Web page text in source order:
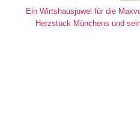
Ein Wirtshausjuwel für die
Herzstück Münchens und